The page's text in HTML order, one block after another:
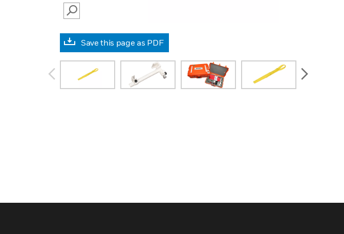
SEARCH
Save this page as PDF